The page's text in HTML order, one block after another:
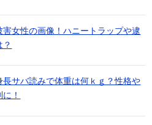
害女性の画像！ハニートラップや逮
長サバ読みで体重は何ｋｇ？性格や
！